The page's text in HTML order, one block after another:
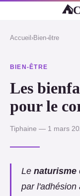
⛺
Accueil ›Bien-être
BIEN-ÊTRE
Les
pour le
Tiphaine — 1 mars
Le naturisme
par l'adhésion